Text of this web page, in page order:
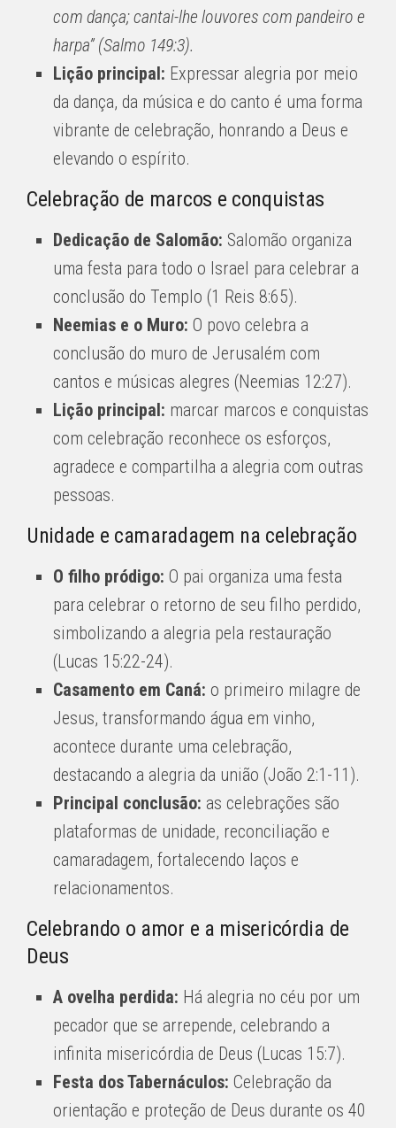
com dança; cantai-lhe louvores com pandeiro e
harpa” (Salmo 149:3).
Lição principal: Expressar alegria por meio
da dança, da música e do canto é uma forma
vibrante de celebração, honrando a Deus e
elevando o espírito.
Celebração de marcos e conquistas
Dedicação de Salomão: Salomão organiza
uma festa para todo o Israel para celebrar a
conclusão do Templo (1 Reis 8:65).
Neemias e o Muro: O povo celebra a
conclusão do muro de Jerusalém com
cantos e músicas alegres (Neemias 12:27).
Lição principal: marcar marcos e conquistas
com celebração reconhece os esforços,
agradece e compartilha a alegria com outras
pessoas.
Unidade e camaradagem na celebração
O filho pródigo: O pai organiza uma festa
para celebrar o retorno de seu filho perdido,
simbolizando a alegria pela restauração
(Lucas 15:22-24).
Casamento em Caná: o primeiro milagre de
Jesus, transformando água em vinho,
acontece durante uma celebração,
destacando a alegria da união (João 2:1-11).
Principal conclusão: as celebrações são
plataformas de unidade, reconciliação e
camaradagem, fortalecendo laços e
relacionamentos.
Celebrando o amor e a misericórdia de
Deus
A ovelha perdida: Há alegria no céu por um
pecador que se arrepende, celebrando a
infinita misericórdia de Deus (Lucas 15:7).
Festa dos Tabernáculos: Celebração da
orientação e proteção de Deus durante os 40